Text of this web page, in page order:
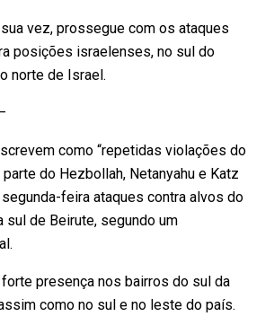
vez, prossegue com os ataques
posições israelenses, no sul do
norte de Israel.
como “repetidas violações do
do Hezbollah, Netanyahu e Katz
feira ataques contra alvos do
sul de Beirute, segundo um
presença nos bairros do sul da
como no sul e no leste do país.